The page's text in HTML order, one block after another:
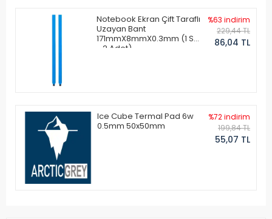
Notebook Ekran Çift Taraflı
Uzayan Bant
171mmX8mmX0.3mm (1 Set
- 2 Adet)
%63 indirim
229,44 TL
86,04 TL
Ice Cube Termal Pad 6w
0.5mm 50x50mm
%72 indirim
199,84 TL
55,07 TL